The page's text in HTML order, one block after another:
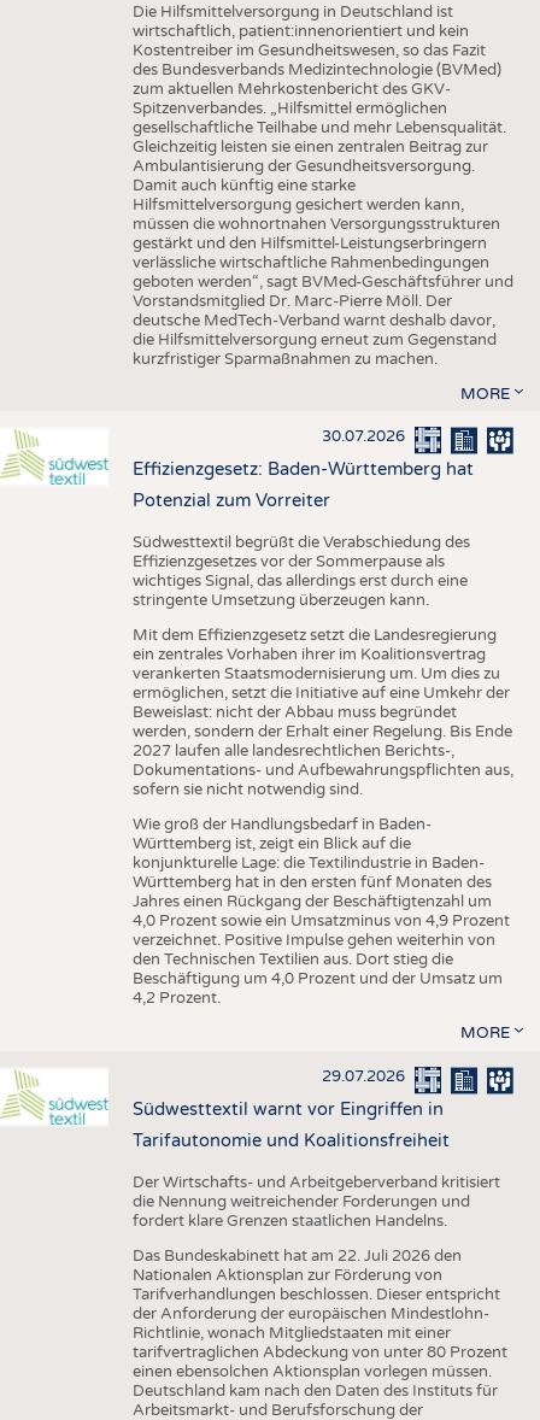
Die Hilfsmittelversorgung in Deutschland ist
wirtschaftlich, patient:innenorientiert und kein
Kostentreiber im Gesundheitswesen, so das Fazit
des Bundesverbands Medizintechnologie (BVMed)
zum aktuellen Mehrkostenbericht des GKV-
Spitzenverbandes. „Hilfsmittel ermöglichen
gesellschaftliche Teilhabe und mehr Lebensqualität.
Gleichzeitig leisten sie einen zentralen Beitrag zur
Ambulantisierung der Gesundheitsversorgung.
Damit auch künftig eine starke
Hilfsmittelversorgung gesichert werden kann,
müssen die wohnortnahen Versorgungsstrukturen
gestärkt und den Hilfsmittel-Leistungserbringern
verlässliche wirtschaftliche Rahmenbedingungen
geboten werden“, sagt BVMed-Geschäftsführer und
Vorstandsmitglied Dr. Marc-Pierre Möll. Der
deutsche MedTech-Verband warnt deshalb davor,
die Hilfsmittelversorgung erneut zum Gegenstand
kurzfristiger Sparmaßnahmen zu machen.
MORE
30.07.2026
Effizienzgesetz: Baden-Württemberg hat
Potenzial zum Vorreiter
Südwesttextil begrüßt die Verabschiedung des
Effizienzgesetzes vor der Sommerpause als
wichtiges Signal, das allerdings erst durch eine
stringente Umsetzung überzeugen kann.
Mit dem Effizienzgesetz setzt die Landesregierung
ein zentrales Vorhaben ihrer im Koalitionsvertrag
verankerten Staatsmodernisierung um. Um dies zu
ermöglichen, setzt die Initiative auf eine Umkehr der
Beweislast: nicht der Abbau muss begründet
werden, sondern der Erhalt einer Regelung. Bis Ende
2027 laufen alle landesrechtlichen Berichts-,
Dokumentations- und Aufbewahrungspflichten aus,
sofern sie nicht notwendig sind.
Wie groß der Handlungsbedarf in Baden-
Württemberg ist, zeigt ein Blick auf die
konjunkturelle Lage: die Textilindustrie in Baden-
Württemberg hat in den ersten fünf Monaten des
Jahres einen Rückgang der Beschäftigtenzahl um
4,0 Prozent sowie ein Umsatzminus von 4,9 Prozent
verzeichnet. Positive Impulse gehen weiterhin von
den Technischen Textilien aus. Dort stieg die
Beschäftigung um 4,0 Prozent und der Umsatz um
4,2 Prozent.
MORE
29.07.2026
Südwesttextil warnt vor Eingriffen in
Tarifautonomie und Koalitionsfreiheit
Der Wirtschafts- und Arbeitgeberverband kritisiert
die Nennung weitreichender Forderungen und
fordert klare Grenzen staatlichen Handelns.
Das Bundeskabinett hat am 22. Juli 2026 den
Nationalen Aktionsplan zur Förderung von
Tarifverhandlungen beschlossen. Dieser entspricht
der Anforderung der europäischen Mindestlohn-
Richtlinie, wonach Mitgliedstaaten mit einer
tarifvertraglichen Abdeckung von unter 80 Prozent
einen ebensolchen Aktionsplan vorlegen müssen.
Deutschland kam nach den Daten des Instituts für
Arbeitsmarkt- und Berufsforschung der